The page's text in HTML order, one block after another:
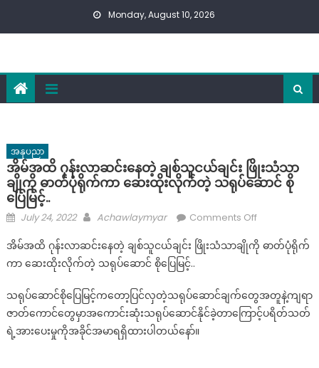
Monday, August 10, 2026
အနုပညာ
အိမ်အထိ ဂုန်းလာဆင်းနေတဲ့ ချစ်သူငယ်ချင်း ဖြိုးသံသာ
ချိုကို ဓာတ်ပုံရိုက်ကာ ဆေးထိုးလိုက်တဲ့ သရုပ်ဆောင် စို
ပြေမြင့်..
Posted
July 24, 2022 Author
Achawlaymyar Comments Offon
အထိ
လာ
ဆင်း
အိမ်အထိ ဂုန်းလာဆင်းနေတဲ့ ချစ်သူငယ်ချင်း ဖြိုးသံသာချိုကို ဓာတ်ပုံရိုက်
ကာ ဆေးထိုးလိုက်တဲ့ သရုပ်ဆောင် စိုပြေမြင့်..
သရုပ်ဆောင်စိုပြေမြင့်ကတော့ပြင်လှတဲ့သရုပ်ဆောင်ချက်တွေအတူနဲ့ကျရာ
ဇာတ်ကောင်တွေမှာအကောင်းဆုံးသရုပ်ဆောင်နိုင်ခဲ့တာကြောင့်ပရိတ်သတ်
ရဲ့အားပေးမှုကိုအခိုင်အမာရရှိထားပါတယ်နော်။